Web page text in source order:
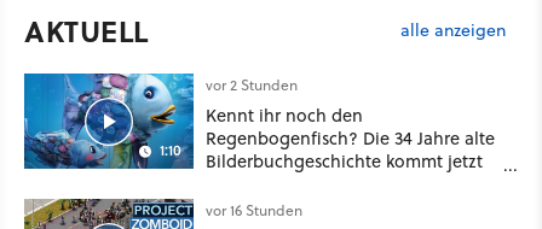
AKTUELL alle anzeigen
1:10
vor 2 Stunden
Kennt ihr noch den
Regenbogenfisch? Die 34 Jahre alte
Bilderbuchgeschichte kommt jetzt
vor 16 Stunden